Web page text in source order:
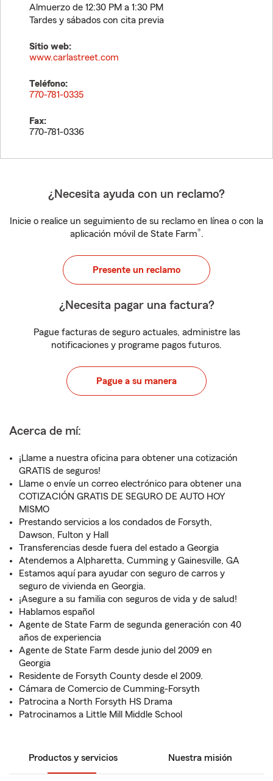
Almuerzo de 12:30 PM a 1:30 PM
Tardes y sábados con cita previa
Sitio web:
www.carlastreet.com
Teléfono:
770-781-0335
Fax:
770-781-0336
¿Necesita ayuda con un reclamo?
Inicie o realice un seguimiento de su reclamo en línea o con la
aplicación móvil de State Farm®.
Presente un reclamo
¿Necesita pagar una factura?
Pague facturas de seguro actuales, administre las
notificaciones y programe pagos futuros.
Pague a su manera
Acerca de mí:
¡Llame a nuestra oficina para obtener una cotización
GRATIS de seguros!
Llame o envíe un correo electrónico para obtener una
COTIZACIÓN GRATIS DE SEGURO DE AUTO HOY
MISMO
Prestando servicios a los condados de Forsyth,
Dawson, Fulton y Hall
Transferencias desde fuera del estado a Georgia
Atendemos a Alpharetta, Cumming y Gainesville, GA
Estamos aquí para ayudar con seguro de carros y
seguro de vivienda en Georgia.
¡Asegure a su familia con seguros de vida y de salud!
Hablamos español
Agente de State Farm de segunda generación con 40
años de experiencia
Agente de State Farm desde junio del 2009 en
Georgia
Residente de Forsyth County desde el 2009.
Cámara de Comercio de Cumming-Forsyth
Patrocina a North Forsyth HS Drama
Patrocinamos a Little Mill Middle School
Productos y servicios Nuestra misión